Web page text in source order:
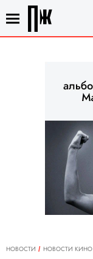
НОВОСТИ
НОВОСТИ КИНО